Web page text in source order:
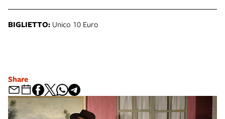
BIGLIETTO: Unico 10 Euro
Share